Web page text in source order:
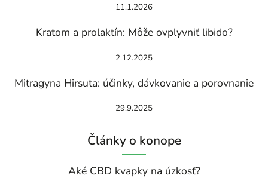
11.1.2026
Kratom a prolaktín: Môže ovplyvniť libido?
2.12.2025
Mitragyna Hirsuta: účinky, dávkovanie a porovnanie
29.9.2025
Články o konope
Aké CBD kvapky na úzkosť?